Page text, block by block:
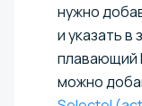
нужно
и указать в
плавающий
можно